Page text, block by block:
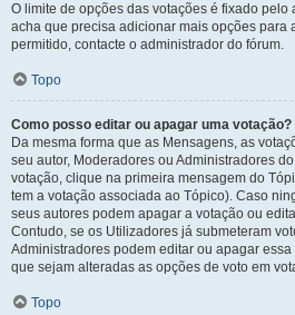
O limite de opções das votações é fixado pelo
acha que precisa adicionar mais opções para
permitido, contacte o administrador do fórum.
Topo
Como posso editar ou apagar uma votação?
Da mesma forma que as Mensagens, as
seu autor, Moderadores ou Administradores
votação, clique na primeira mensagem do
tem a votação associada ao Tópico). Caso
seus autores podem apagar a votação ou
Contudo, se os Utilizadores já submeteram
Administradores podem editar ou apagar
que sejam alteradas as opções de voto em
Topo